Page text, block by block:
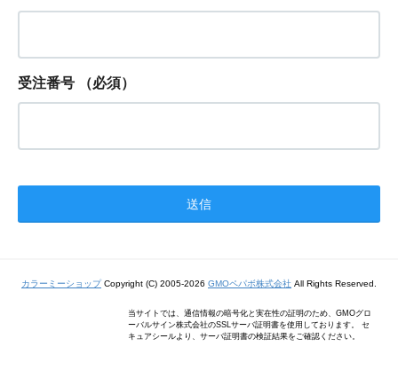
受注番号 （必須）
カラーミーショップCopyright (C) 2005-2026 GMOペパボ株式会社 All Rights Reserved.
当サイトでは、通信情報の暗号化と実在性の証明のため、GMOグロ
ーバルサイン株式会社のSSLサーバ証明書を使用しております。 セ
キュアシールより、サーバ証明書の検証結果をご確認ください。